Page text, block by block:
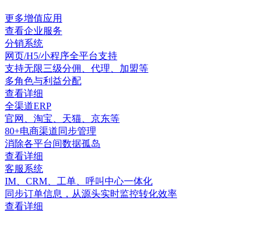
更多增值应用
查看企业服务
分销系统
网页/H5/小程序全平台支持
支持无限三级分佣、代理、加盟等
多角色与利益分配
查看详细
全渠道ERP
官网、淘宝、天猫、京东等
80+电商渠道同步管理
消除各平台间数据孤岛
查看详细
客服系统
IM、CRM、工单、呼叫中心一体化
同步订单信息，从源头实时监控转化效率
查看详细